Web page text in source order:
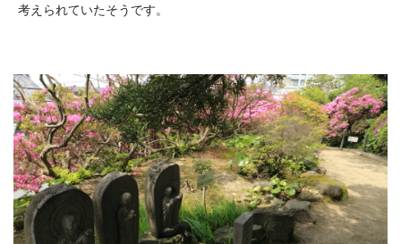
考えられていたそうです。